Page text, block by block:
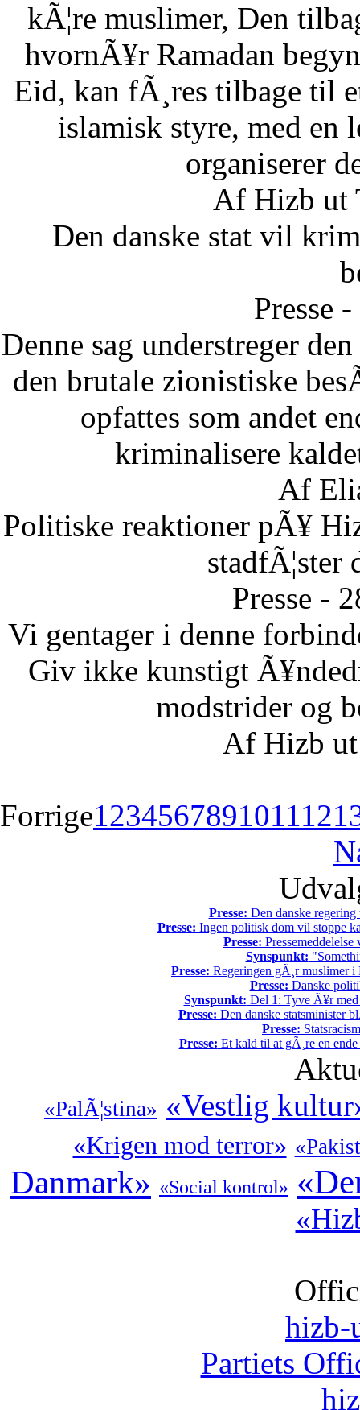
kÃ¦re muslimer, Den
hvornÃ¥r Ramadan
Eid, kan fÃ¸res tilbage til
islamisk styre, med en
organiserer
Af Hizb ut
Den danske stat vil
Presse
Denne sag understreger
den brutale zionistiske
opfattes som andet
kriminalisere
Af
Politiske reaktioner pÃ¥
Presse -
Vi gentager i denne
Giv ikke kunstigt
modstrider og
Af Hizb
Forrige123456789101112
Presse: Den danske
Presse: Ingen politisk dom vil stoppe
Presse:
Synspunkt:
Presse: Regeringen gÃ¸r muslimer
Presse: Danske
Synspunkt: Del 1: Tyve Ã¥r med
Presse: Den danske statsminister
Presse:
Presse: Et kald til at gÃ¸re en
«PalÃ¦stina» «Vestlig
«Krigen mod terror»
Danmark» «Social kontrol»
hizb-
Partiets